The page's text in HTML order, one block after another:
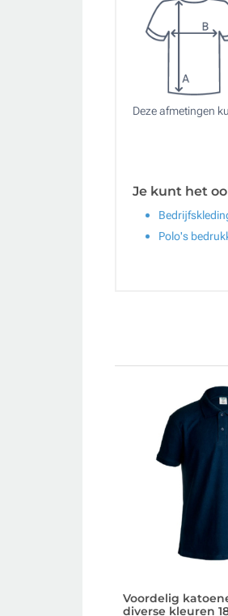
Deze afmetingen
Je kunt het
Polo's
Voordelig
diverse kleuren